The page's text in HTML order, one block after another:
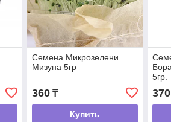
Семена Микрозелени
Мизуна 5гр
360₸
Купить
5гр.
370